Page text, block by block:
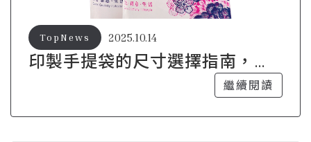
印製手提袋的尺寸選擇指南，滿
2025.10.14
TopNews
繼續閱讀